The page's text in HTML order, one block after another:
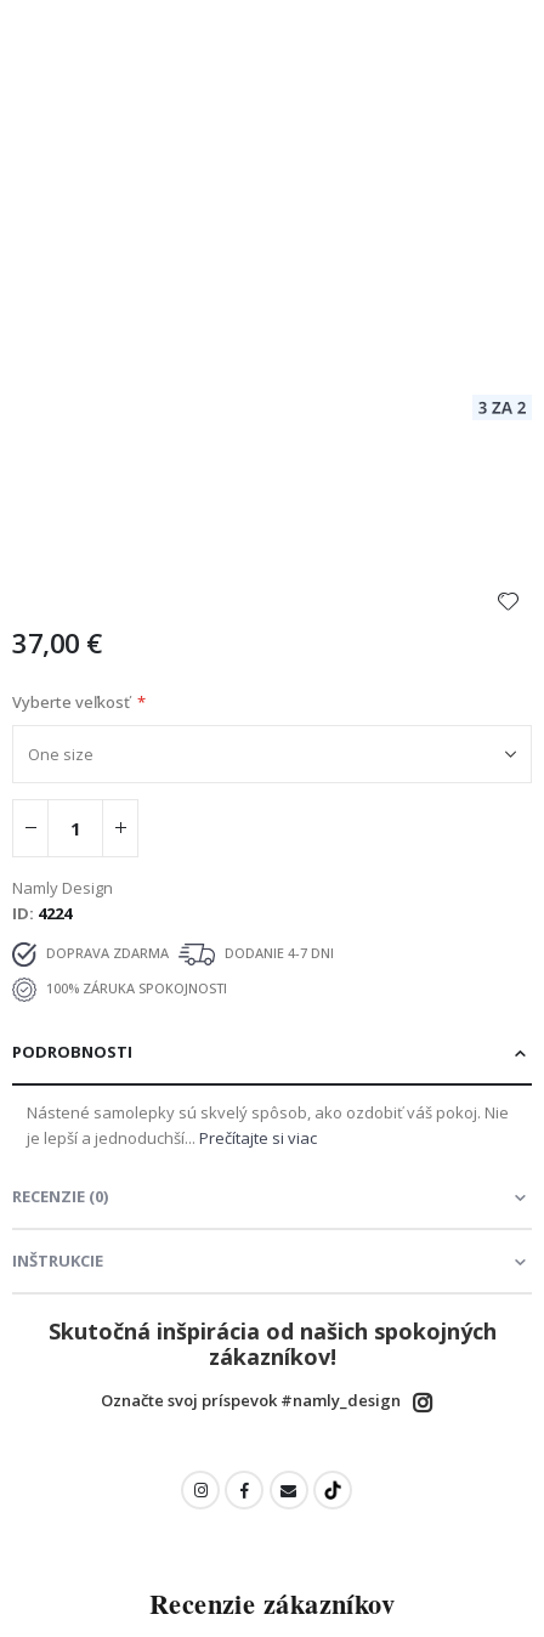
37,00 €
Vyberte veľkosť
Namly Design
ID 4224
DOPRAVA ZDARMA
DODANIE 4-7 DNI
100% ZÁRUKA SPOKOJNOSTI
PODROBNOSTI
Nástené samolepky sú skvelý spôsob, ako ozdobiť váš pokoj. Nie
je lepší a jednoduchší... Prečítajte si viac
RECENZIE (0)
INŠTRUKCIE
Skutočná inšpirácia od našich spokojných
zákazníkov!
Označte svoj príspevok #namly_design
Recenzie zákazníkov